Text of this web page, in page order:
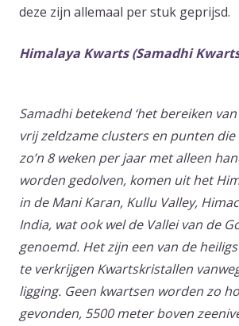
deze zijn allemaal per stuk geprijsd.
Himalaya Kwarts (Samadhi
Samadhi betekend ‘het bereiken van
vrij zeldzame clusters en punten
zo’n 8 weken per jaar met alleen
worden gedolven, komen uit het
in de Mani Karan, Kullu Valley,
India, wat ook wel de Vallei van de
genoemd. Het zijn een van de
te verkrijgen Kwartskristallen
ligging. Geen kwartsen worden zo
gevonden, 5500 meter boven